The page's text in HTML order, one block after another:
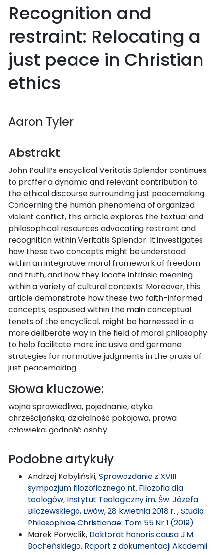
Recognition and
restraint: Relocating a
just peace in Christian
ethics
Aaron Tyler
Abstrakt
John Paul II’s encyclical Veritatis Splendor continues
to proffer a dynamic and relevant contribution to
the ethical discourse surrounding just peacemaking.
Concerning the human phenomena of organized
violent conflict, this article explores the textual and
philosophical resources advocating restraint and
recognition within Veritatis Splendor. It investigates
how these two concepts might be understood
within an integrative moral framework of freedom
and truth, and how they locate intrinsic meaning
within a variety of cultural contexts. Moreover, this
article demonstrate how these two faith-informed
concepts, espoused within the main conceptual
tenets of the encyclical, might be harnessed in a
more deliberate way in the field of moral philosophy
to help facilitate more inclusive and germane
strategies for normative judgments in the praxis of
just peacemaking.
Słowa kluczowe:
wojna sprawiedliwa, pojednanie, etyka
chrześcijańska, działalność pokojowa, prawa
człowieka, godność osoby
Podobne artykuły
Andrzej Kobyliński,Sprawozdanie z XVIII
sympozjum filozoficznego nt. Filozofia dla
teologów, Instytut Teologiczny im. Św. Józefa
Bilczewskiego, Lwów, 28 kwietnia 2018 r. ,Studia
Philosophiae Christianae: Tom 55 Nr 1 (2019)
Marek Porwolik, Doktorat honoris causa J.M.
Bocheńskiego. Raport z dokumentacji Akademii